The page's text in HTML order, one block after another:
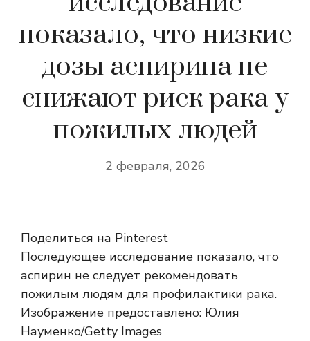
показало, что низкие
дозы аспирина не
снижают риск рака у
пожилых людей
2 февраля, 2026
Поделиться на Pinterest
Последующее исследование показало, что
аспирин не следует рекомендовать
пожилым людям для профилактики рака.
Изображение предоставлено: Юлия
Науменко/Getty Images